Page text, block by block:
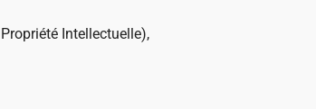
Intellectuelle),